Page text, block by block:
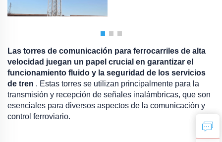
Las torres de comunicación para ferrocarriles de alta
velocidad juegan un papel crucial en garantizar el
funcionamiento fluido y la seguridad de los servicios
de tren . Estas torres se utilizan principalmente para la
transmisión y recepción de señales inalámbricas, que son
esenciales para diversos aspectos de la comunicación y
control ferroviario.